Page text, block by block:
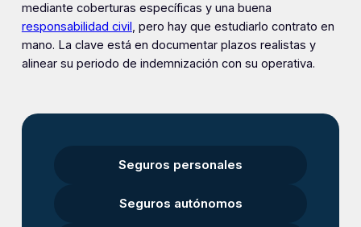
mediante coberturas específicas y una buena
responsabilidad civil , pero hay que estudiarlo contrato en
mano. La clave está en documentar plazos realistas y
alinear su periodo de indemnización con su operativa.
Seguros personales
Seguros autónomos